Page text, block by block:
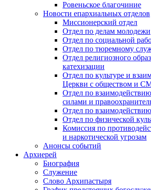
Ровеньское благочиние
Новости епархиальных отделов
Миссионерский отдел
Отдел по делам молодежи
Отдел по социальной
Отдел по тюремному
Отдел религиозного
катехизации
Отдел по культуре и
Церкви с обществом и
Отдел по
силами и
Отдел по взаимодействию
Отдел по физической
Комиссия по
и наркотической угрозам
Анонсы событий
Архиерей
Биография
Служение
Слово Архипастыря